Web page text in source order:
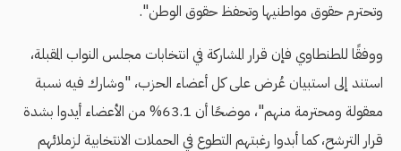
وتحترم حقوق مواطنيها وتحفظ حقوق الوطن".
ووفقًا للطنطاوي فإن قرار المشاركة في انتخابات مجلس النواب المقبلة،
استند إلى استبيان عُرض على كل أعضاء الحزب، "وشارك فيه نسبة
معقولة ومحترمة منهم"، موضحًا أن 63.1% من الأعضاء أيدوا بشدة
قرار الترشح، كما أبدوا رغبتهم التطوع في الحملات الانتخابية لزملائهم